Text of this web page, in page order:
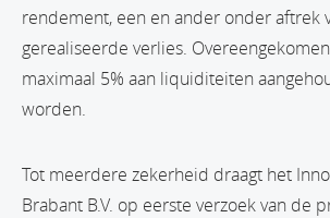
rendement, een en ander onder aftrek
gerealiseerde verlies.
maximaal 5% aan liquiditeiten
worden.
Tot meerdere zekerheid draagt het
Brabant B.V. op eerste verzoek van de